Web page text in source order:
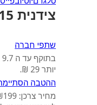
צידנית 15 ליטר ב- ₪99
שתפי חברה
יותר 29 ₪.
ההטבה